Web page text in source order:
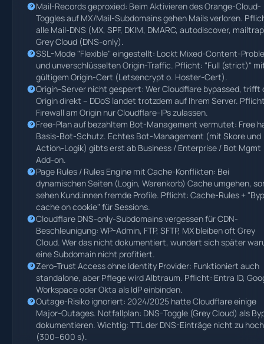
Mail-Records geproxied: Beim Aktivieren des Orange-Cloud-
Toggles auf MX/Mail-Subdomains gehen Mails verloren.
alle Mail-DNS (MX, SPF, DKIM, DMARC, autodiscover,
Grey Cloud (DNS-only).
SSL-Mode "Flexible" eingestellt: Lockt Mixed-Content-
und unverschlüsselten Origin-Traffic. Pflicht: "Full (strict)"
gültigem Origin-Cert (Letsencrypt o. Hoster-Cert).
Origin-Server nicht gesperrt: Wer Cloudflare bypassed, trifft
Origin direkt – DDoS landet trotzdem auf Ihrem Server.
Firewall am Origin nur Cloudflare-IPs zulassen.
Free-Plan auf bezahltem Bot-Management vermutet: Free
Basis-Bot-Schutz. Echtes Bot-Management (mit Skore und
Action-Logik) gibts erst ab Business / Enterprise / Bot Mgmt
Add-on.
Page Rules / Rules Engine mit Cache-Konflikten: Bei
dynamischen Seiten (Login, Warenkorb) Cache umgehen,
sehen Kund:innen fremde Profile. Pflicht: Cache-Rules +
cache on cookie" für Sessions.
Cloudflare DNS-only-Subdomains vergessen für CDN-
Beschleunigung: WP-Admin, FTP, SFTP, MX bleiben oft Grey
Cloud. Wer das nicht dokumentiert, wundert sich später
eine Subdomain nicht profitiert.
Zero-Trust Access ohne Identity Provider: Funktioniert auch
standalone, aber Pflege wird Albtraum. Pflicht: Entra ID,
Workspace oder Okta als IdP einbinden.
Outage-Risiko ignoriert: 2024/2025 hatte Cloudflare einige
Major-Outages. Notfallplan: DNS-Toggle (Grey Cloud) als
dokumentieren. Wichtig: TTL der DNS-Einträge nicht zu hoch
(300–600 s).